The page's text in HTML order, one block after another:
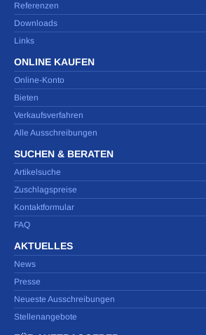
Referenzen
Downloads
Links
ONLINE KAUFEN
Online-Konto
Bieten
Verkaufsverfahren
Alle Ausschreibungen
SUCHEN & BERATEN
Artikelsuche
Zuschlagspreise
Kontaktformular
FAQ
AKTUELLES
News
Presse
Neueste Ausschreibungen
Stellenangebote